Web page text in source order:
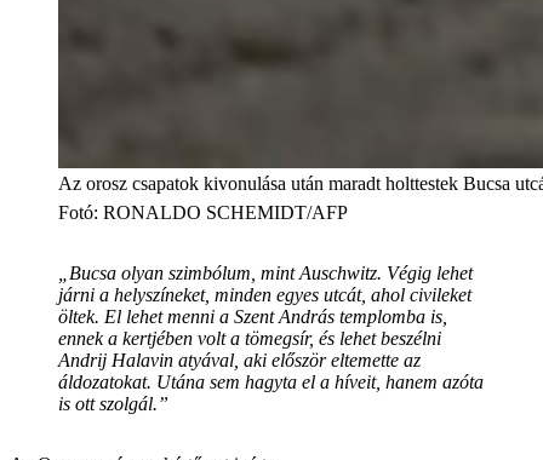
Az orosz csapatok kivonulása után maradt holttestek Bucsa
Fotó: RONALDO SCHEMIDT/AFP
„Bucsa olyan szimbólum, mint Auschwitz. Végig lehet
járni a helyszíneket, minden egyes utcát, ahol civileket
öltek. El lehet menni a Szent András templomba is,
ennek a kertjében volt a tömegsír, és lehet beszélni
Andrij Halavin atyával, aki először eltemette az
áldozatokat. Utána sem hagyta el a híveit, hanem azóta
is ott szolgál.”